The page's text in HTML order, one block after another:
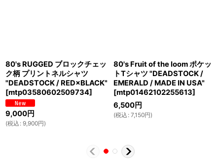
80's RUGGED ブロックチェッ
ク柄 プリントネルシャツ
"DEADSTOCK / RED×BLACK"
[mtp03580602509734]
9,000円
(税込 : 9,900円)
80's Fruit of the loom ポケッ
トTシャツ "DEADSTOCK /
EMERALD / MADE IN USA"
[mtp01462102255613]
6,500円
(税込 : 7,150円)